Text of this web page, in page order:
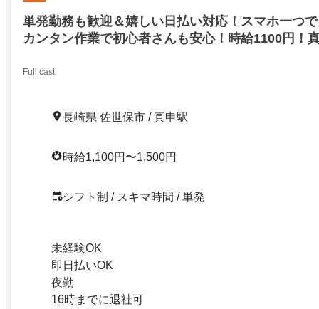
単発勤務も歓迎＆嬉しい日払い対応！スマホ一つ
カンタン作業で初心者さんも安心！時給1100円！
Full cast
長崎県 佐世保市 / 真申駅
時給1,100円〜1,500円
シフト制 / スキマ時間 / 単発
未経験OK
即日払いOK
夜勤
16時までに退社可